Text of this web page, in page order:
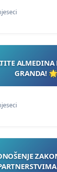
ALMEDINA
GRANDA! 🌟